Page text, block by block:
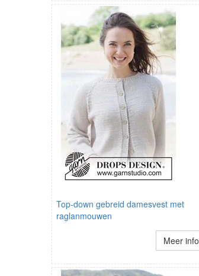
Top-down gebreid damesvest met
raglanmouwen
Meer info